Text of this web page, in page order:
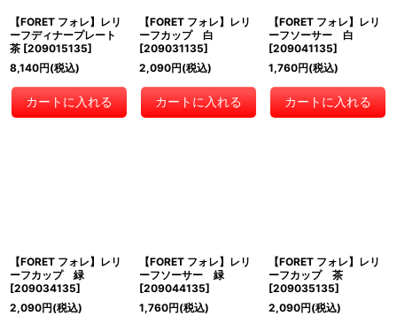
【FORET フォレ】レリ
ーフディナープレート
茶 [209015135]
8,140円(税込)
カートに入れる
【FORET フォレ】レリ
ーフカップ 白
[209031135]
2,090円(税込)
カートに入れる
【FORET フォレ】レリ
ーフソーサー 白
[209041135]
1,760円(税込)
カートに入れる
【FORET フォレ】レリ
ーフカップ 緑
[209034135]
2,090円(税込)
【FORET フォレ】レリ
ーフソーサー 緑
[209044135]
1,760円(税込)
【FORET フォレ】レリ
ーフカップ 茶
[209035135]
2,090円(税込)